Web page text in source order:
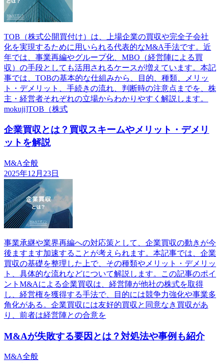
TOB（株式公開買付け）は、上場企業の買収や完全子会社
化を実現するために用いられる代表的なM&A手法です。近
年では、事業再編やグループ化、MBO（経営陣による買
収）の手段としても活用されるケースが増えています。本記
事では、TOBの基本的な仕組みから、目的、種類、メリッ
ト・デメリット、手続きの流れ、判断時の注意点までを、株
主・経営者それぞれの立場からわかりやすく解説します。
mokuji]TOB（株式
企業買収とは？買収スキームやメリット・デメリ
ットを解説
M&A全般
2025年12月23日
事業承継や業界再編への対応策として、企業買収の動きが今
後ますます加速することが考えられます。本記事では、企業
買収の基礎を整理した上で、その種類やメリット・デメリッ
ト、具体的な流れなどについて解説します。この記事のポイ
ントM&Aによる企業買収は、経営陣が他社の株式を取得
し、経営権を獲得する手法で、目的には競争力強化や事業多
角化がある。企業買収には友好的買収と同意なき買収があ
り、前者は経営陣との合意を
M&Aが失敗する要因とは？対処法や事例も紹介
M&A全般